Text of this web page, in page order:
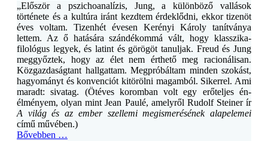
„Először a pszichoanalízis, Jung, a különböző vallások
története és a kultúra iránt kezdtem érdeklődni, ekkor tizenöt
éves voltam. Tizenhét évesen Kerényi Károly tanítványa
lettem. Az ő hatására szándékommá vált, hogy klasszika-
filológus legyek, és latint és görögöt tanuljak. Freud és Jung
meggyőztek, hogy az élet nem érthető meg racionálisan.
Közgazdaságtant hallgattam. Megpróbáltam minden szokást,
hagyományt és konvenciót kitörölni magamból. Sikerrel. Ami
maradt: sivatag. (Ötéves koromban volt egy erőteljes én-
élményem, olyan mint Jean Paulé, amelyről Rudolf Steiner ír
A világ és az ember szellemi megismerésének alapelemei
című művében.)
Bővebben …